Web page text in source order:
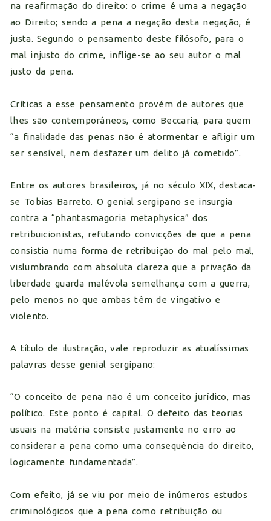
na reafirmação do direito: o crime é uma a negação
ao Direito; sendo a pena a negação desta negação, é
justa. Segundo o pensamento deste filósofo, para o
mal injusto do crime, inflige-se ao seu autor o mal
justo da pena.
Críticas a esse pensamento provém de autores que
lhes são contemporâneos, como Beccaria, para quem
“a finalidade das penas não é atormentar e afligir um
ser sensível, nem desfazer um delito já cometido”.
Entre os autores brasileiros, já no século XIX, destaca-
se Tobias Barreto. O genial sergipano se insurgia
contra a “phantasmagoria metaphysica” dos
retribuicionistas, refutando convicções de que a pena
consistia numa forma de retribuição do mal pelo mal,
vislumbrando com absoluta clareza que a privação da
liberdade guarda malévola semelhança com a guerra,
pelo menos no que ambas têm de vingativo e
violento.
A título de ilustração, vale reproduzir as atualíssimas
palavras desse genial sergipano:
“O conceito de pena não é um conceito jurídico, mas
político. Este ponto é capital. O defeito das teorias
usuais na matéria consiste justamente no erro ao
considerar a pena como uma consequência do direito,
logicamente fundamentada”.
Com efeito, já se viu por meio de inúmeros estudos
criminológicos que a pena como retribuição ou